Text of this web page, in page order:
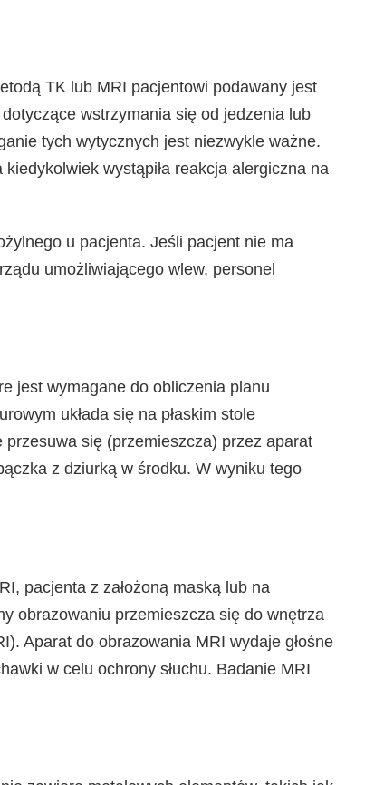
TK lub MRI pacjentowi podawany jest
wstrzymania się od jedzenia lub
tych wytycznych jest niezwykle ważne.
wystąpiła reakcja alergiczna na
u pacjenta. Jeśli pacjent nie ma
umożliwiającego wlew, personel
jest wymagane do obliczenia planu
układa się na płaskim stole
przesuwa się (przemieszcza) przez aparat
z dziurką w środku. W wyniku tego
pacjenta z założoną maską lub na
obrazowaniu przemieszcza się do wnętrza
Aparat do obrazowania MRI wydaje głośne
w celu ochrony słuchu. Badanie MRI